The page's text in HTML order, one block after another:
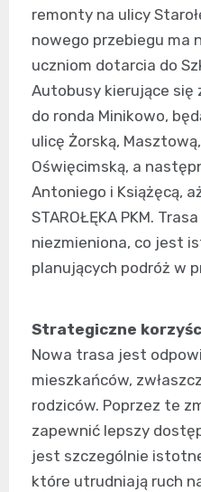
remonty na ulicy
nowego przebiegu ma
uczniom dotarcia do
Autobusy kierujące się
do ronda Minikowo,
ulicę Żorską,
Oświęcimską, a
Antoniego i Książęcą,
STAROŁĘKA PKM.
niezmieniona, co jest
planujących podróż w
Strategiczne
Nowa trasa jest
mieszkańców,
rodziców. Poprzez te
zapewnić lepszy
jest szczególnie
które utrudniają ruch